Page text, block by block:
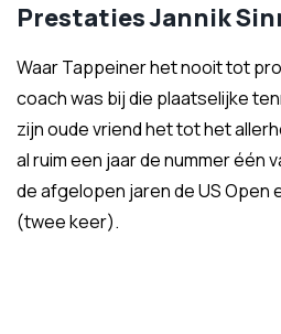
Prestaties Jannik
Waar Tappeiner het nooit tot
coach was bij die plaatselijke
zijn oude vriend het tot het
al ruim een jaar de nummer één
de afgelopen jaren de US Open
(twee keer).